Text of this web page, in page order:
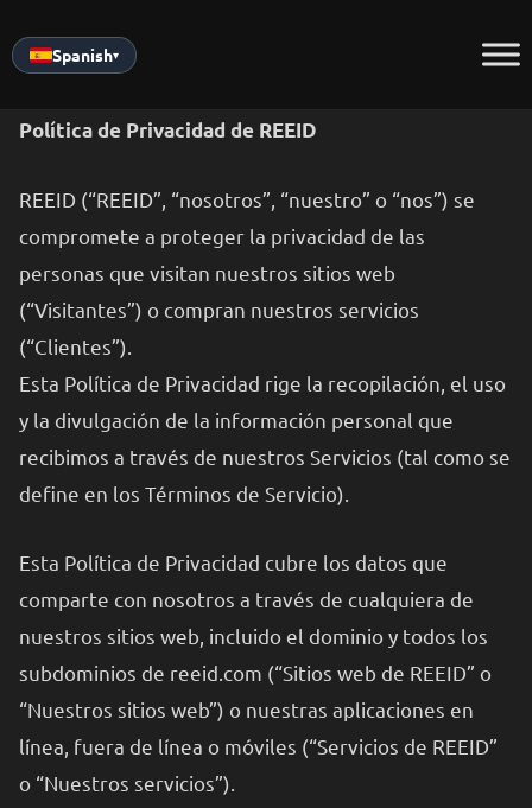
to
Spanish▾
Política de Privacidad de REEID
REEID (“REEID”, “nosotros”, “nuestro” o “nos”) se
compromete a proteger la privacidad de las
personas que visitan nuestros sitios web
(“Visitantes”) o compran nuestros servicios
(“Clientes”).
Esta Política de Privacidad rige la recopilación, el uso
y la divulgación de la información personal que
recibimos a través de nuestros Servicios (tal como se
define en los Términos de Servicio).
Esta Política de Privacidad cubre los datos que
comparte con nosotros a través de cualquiera de
nuestros sitios web, incluido el dominio y todos los
subdominios de reeid.com (“Sitios web de REEID” o
“Nuestros sitios web”) o nuestras aplicaciones en
línea, fuera de línea o móviles (“Servicios de REEID”
o “Nuestros servicios”).